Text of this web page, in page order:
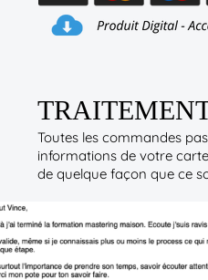
Toutes les commandes
informations de votre
de quelque façon que ce